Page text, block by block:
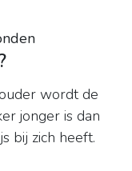
wordt de
jonger is dan
bij zich heeft.